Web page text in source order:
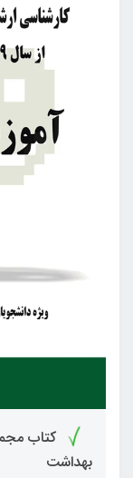
کتاب
بهداشت